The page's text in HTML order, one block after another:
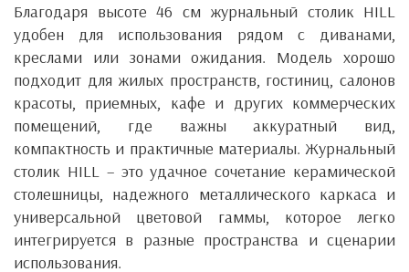
Благодаря высоте 46 см журнальный столик HILL
удобен для использования рядом с диванами,
креслами или зонами ожидания. Модель хорошо
подходит для жилых пространств, гостиниц, салонов
красоты, приемных, кафе и других коммерческих
помещений, где важны аккуратный вид,
компактность и практичные материалы. Журнальный
столик HILL – это удачное сочетание керамической
столешницы, надежного металлического каркаса и
универсальной цветовой гаммы, которое легко
интегрируется в разные пространства и сценарии
использования.